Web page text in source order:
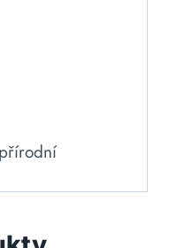
přírodní